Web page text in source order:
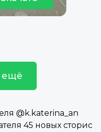
ещё
@k.katerina_an
45 новых сторис